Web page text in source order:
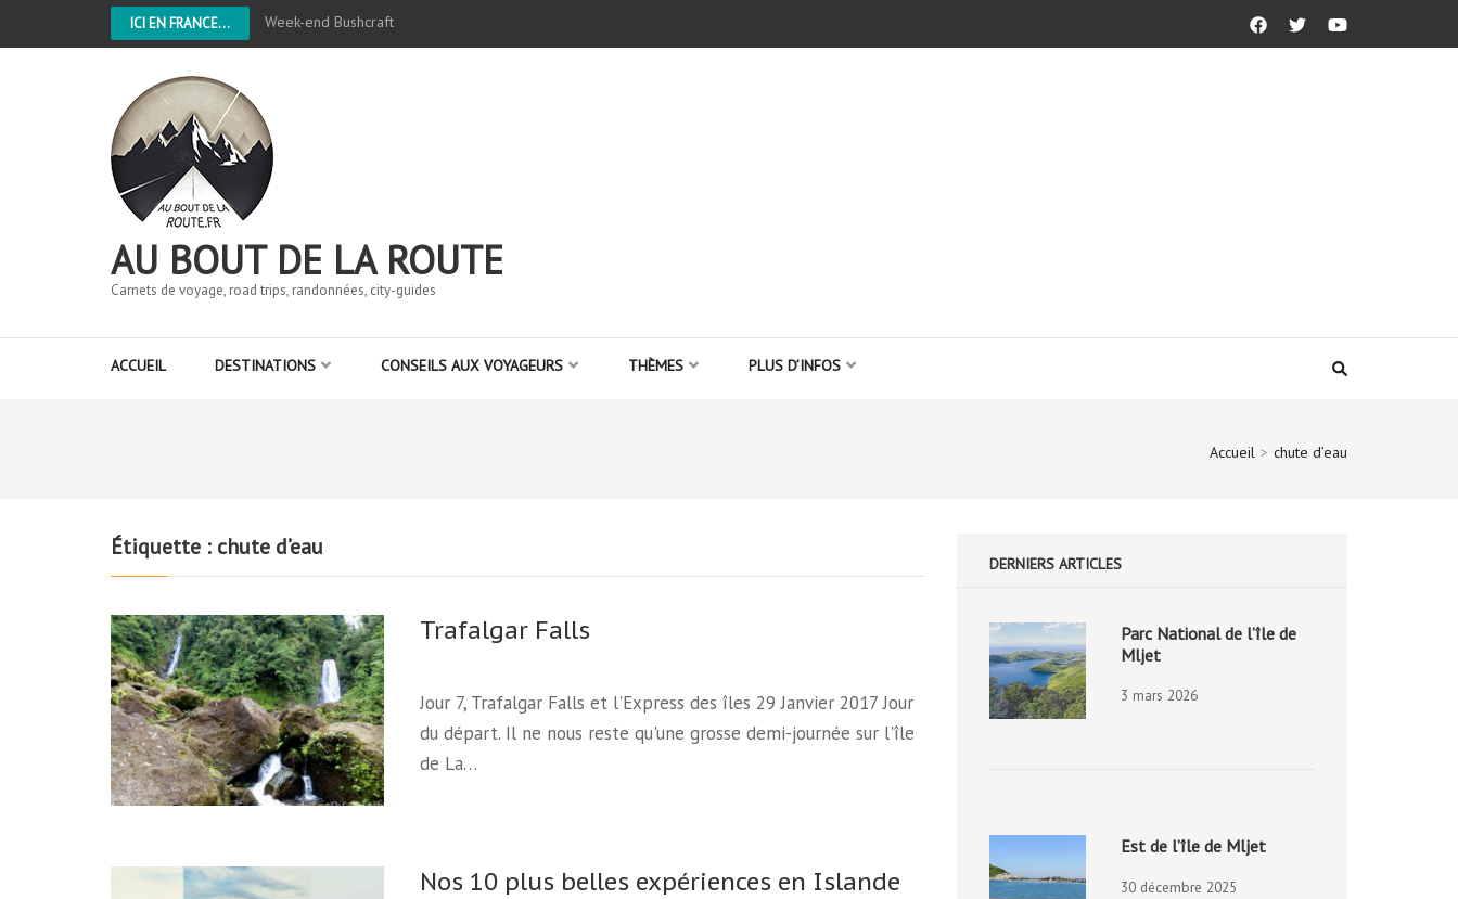
ICI EN FRANCE... Week-end Bushcraft
AU BOUT DE LA ROUTE
Carnets de voyage, road trips, randonnées, city-guides
ACCUEIL DESTINATIONS CONSEILS AUX VOYAGEURS THÈMES PLUS D’INFOS
Accueil > chute d’eau
Étiquette : chute d’eau
Trafalgar Falls
Jour 7, Trafalgar Falls et l'Express des îles 29 Janvier 2017 Jour
du départ. Il ne nous reste qu'une grosse demi-journée sur l'île
de La…
Nos 10 plus belles expériences en Islande
DERNIERS ARTICLES
Parc National de l’île de
Mljet
3 mars 2026
Est de l’île de Mljet
30 décembre 2025